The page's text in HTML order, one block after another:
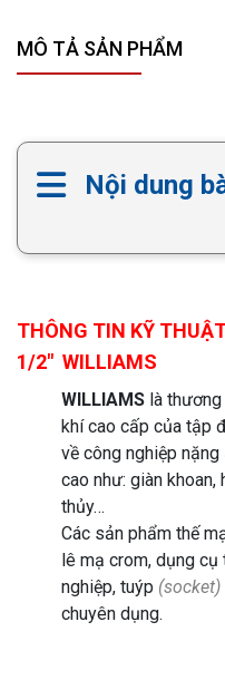
MÔ TẢ SẢN PHẨM
Nội dung
THÔNG TIN KỸ
1/2″ WILLIAMS
WILLIAMS là
khí cao cấp của tập
về công nghiệp nặng
cao như: giàn khoan,
thủy…
Các sản phẩm thế
lê mạ crom, dụng
nghiệp, tuýp (socket)
chuyên dụng.